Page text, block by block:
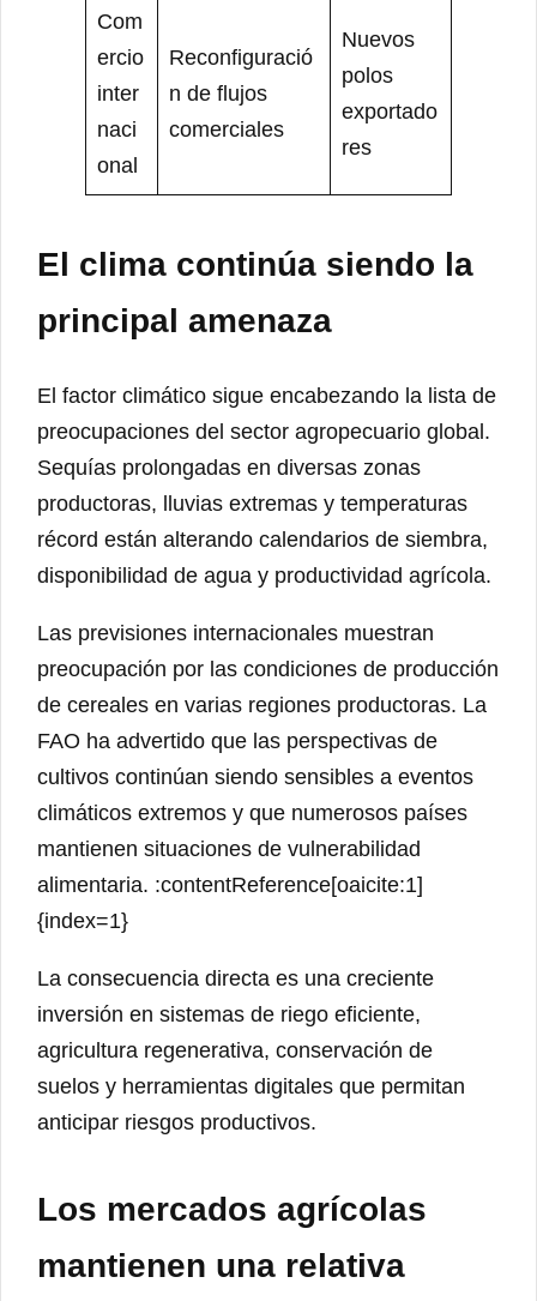
Com
ercio
inter
naci
onal
Reconfiguració
n de flujos
comerciales
Nuevos
polos
exportado
res
El clima continúa siendo la
principal amenaza
El factor climático sigue encabezando la lista de
preocupaciones del sector agropecuario global.
Sequías prolongadas en diversas zonas
productoras, lluvias extremas y temperaturas
récord están alterando calendarios de siembra,
disponibilidad de agua y productividad agrícola.
Las previsiones internacionales muestran
preocupación por las condiciones de producción
de cereales en varias regiones productoras. La
FAO ha advertido que las perspectivas de
cultivos continúan siendo sensibles a eventos
climáticos extremos y que numerosos países
mantienen situaciones de vulnerabilidad
alimentaria. :contentReference[oaicite:1]
{index=1}
La consecuencia directa es una creciente
inversión en sistemas de riego eficiente,
agricultura regenerativa, conservación de
suelos y herramientas digitales que permitan
anticipar riesgos productivos.
Los mercados agrícolas
mantienen una relativa